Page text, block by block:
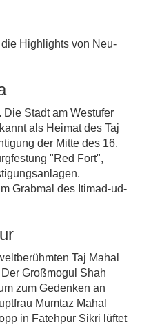
Highlights von Neu-
Die Stadt am Westufer
als Heimat des Taj
der Mitte des 16.
"Red Fort",
Grabmal des Itimad-ud-
Taj Mahal
Großmogul Shah
zum Gedenken an
Mumtaz Mahal
in Fatehpur Sikri lüftet